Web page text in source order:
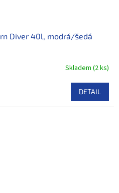
Diver 40l, modrá/šedá
Skladem (2 ks)
DETAIL